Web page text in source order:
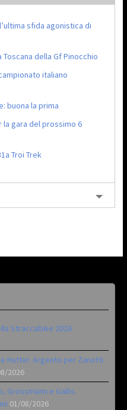
sfida agonistica di
della Gf Pinocchio
italiano
buona la prima
gara del prossimo 6
Troi Trek
Straccabike 2026
Hutter. Argento per Zanotti
2026
Grossmann e Gallis.
01/08/2026